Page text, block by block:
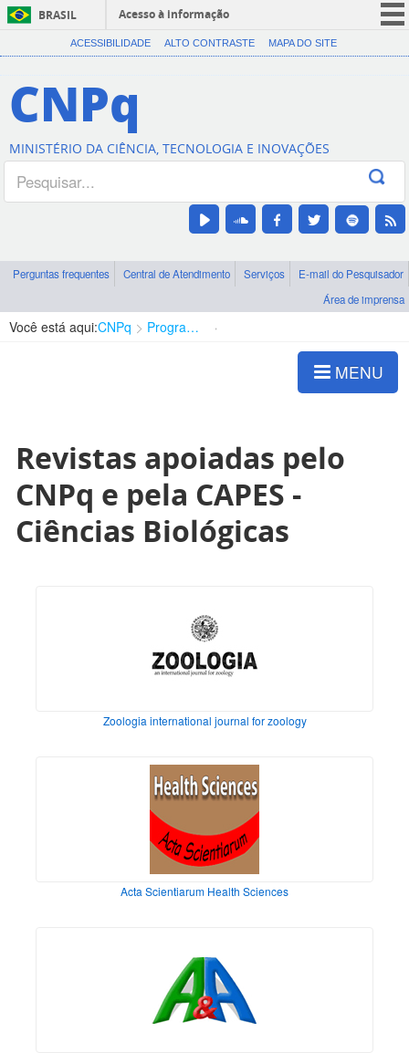
BRASIL
Acesso à informação
CORONAVÍRUS (COVID-19)
Canais
ACESSIBILIDADE ALTO CONTRASTE MAPA DO SITE
CNPq
MINISTÉRIO DA CIÊNCIA, TECNOLOGIA E INOVAÇÕES
Perguntas frequentes Central de Atendimento Serviços
E-mail do Pesquisador
Área de imprensa
Você está aqui:CNPq Programa Editorial
MENU
Revistas apoiadas pelo
CNPq e pela CAPES -
Ciências Biológicas
Zoologia international journal for zoology
Acta Scientiarum Health Sciences